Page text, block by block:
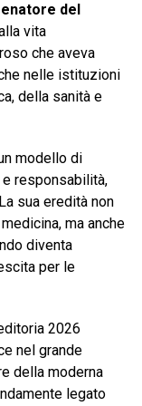
del
vita
che aveva
nelle istituzioni
della sanità e
modello di
responsabilità,
sua eredità non
ma anche
diventa
per le
2026
nel grande
della moderna
legato